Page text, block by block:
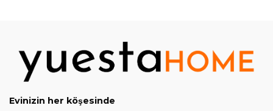
Evinizin her köşesinde